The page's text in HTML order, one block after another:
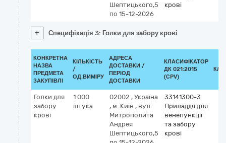
Шептицького,5
по 15-12-2026
крові
+ Специфікація 3: Голки для забору крові
КОНКРЕТНА
НАЗВА
ПРЕДМЕТА
ЗАКУПІВЛІ
КІЛЬКІСТЬ
/
ОД.ВИМІРУ
АДРЕСА
ДОСТАВКИ /
ПЕРІОД
ДОСТАВКИ
КЛАСИФІКАТОР
ДК 021:2015
(CPV)
Голки для
забору
крові
1 000
штука
02002 , Україна
, м. Київ , вул.
Митрополита
Андрея
Шептицького,5
33141300-3
Приладдя для
венепункції
та забору
крові